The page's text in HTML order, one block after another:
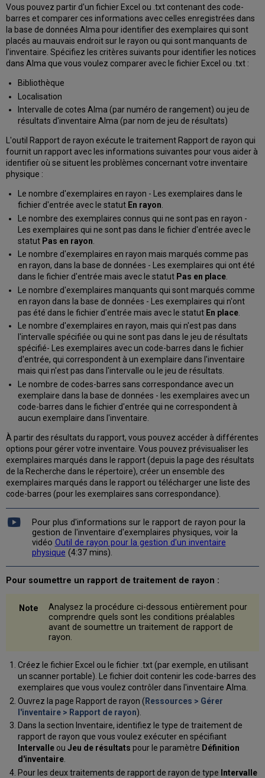
Vous pouvez partir d'un fichier Excel ou .txt contenant des code-
barres et comparer ces informations avec celles enregistrées dans
la base de données Alma pour identifier des exemplaires qui sont
placés au mauvais endroit sur le rayon ou qui sont manquants de
l'inventaire. Spécifiez les critères suivants pour identifier les notices
dans Alma que vous voulez comparer avec le fichier Excel ou .txt :
Bibliothèque
Localisation
Intervalle de cotes Alma (par numéro de rangement) ou jeu de
résultats d'inventaire Alma (par nom de jeu de résultats)
L'outil Rapport de rayon exécute le traitement Rapport de rayon qui
fournit un rapport avec les informations suivantes pour vous aider à
identifier où se situent les problèmes concernant votre inventaire
physique :
Le nombre d'exemplaires en rayon - Les exemplaires dans le
fichier d'entrée avec le statut En rayon.
Le nombre des exemplaires connus qui ne sont pas en rayon -
Les exemplaires qui ne sont pas dans le fichier d'entrée avec le
statut Pas en rayon
Le nombre d'exemplaires en rayon mais marqués comme pas
en rayon, dans la base de données - Les exemplaires qui ont été
dans le fichier d'entrée mais avec le statut Pas en place.
Le nombre d'exemplaires manquants qui sont marqués comme
en rayon dans la base de données - Les exemplaires qui n'ont
pas été dans le fichier d'entrée mais avec le statut En place.
Le nombre d'exemplaires en rayon, mais qui n'est pas dans
l'intervalle spécifiée ou qui ne sont pas dans le jeu de résultats
spécifié- Les exemplaires avec un code-barres dans le fichier
d'entrée, qui correspondent à un exemplaire dans l'inventaire
mais qui n'est pas dans l'intervalle ou le jeu de résultats.
Le nombre de codes-barres sans correspondance avec un
exemplaire dans la base de données - les exemplaires avec un
code-barres dans le fichier d'entrée qui ne correspondent à
aucun exemplaire dans l'inventaire.
À partir des résultats du rapport, vous pouvez accéder à différentes
options pour gérer votre inventaire. Vous pouvez prévisualiser les
exemplaires marqués dans le rapport (depuis la page des résultats
de la Recherche dans le répertoire), créer un ensemble des
exemplaires marqués dans le rapport ou télécharger une liste des
code-barres (pour les exemplaires sans correspondance).
Pour plus d'informations sur le rapport de rayon pour la
gestion de l'inventaire d'exemplaires physiques, voir la
vidéo Outil de rayon pour la gestion d'un inventaire
physique (4:37 mins).
Pour soumettre un rapport de traitement de rayon :
Analysez la procédure ci-dessous entièrement pour
comprendre quels sont les conditions préalables
avant de soumettre un traitement de rapport de
rayon.
Créez le fichier Excel ou le fichier .txt (par exemple, en utilisant
un scanner portable). Le fichier doit contenir les code-barres des
exemplaires que vous voulez contrôler dans l'inventaire Alma.
Ouvrez la page Rapport de rayon (Ressources > Gérer
l'inventaire > Rapport de rayon).
Dans la section Inventaire, identifiez le type de traitement de
rapport de rayon que vous voulez exécuter en spécifiant
Intervalleou Jeu de résultats pour le paramètre Définition
d'inventaire.
Pour les deux traitements de rapport de rayon de type Intervalle